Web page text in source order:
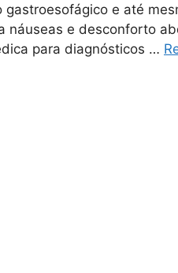
e até
náuseas e desconforto
para diagnósticos …